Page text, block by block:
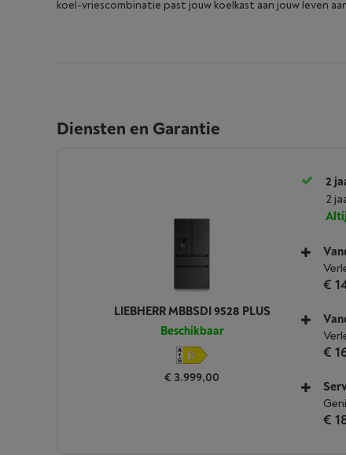
koel-vriescombinatie past jouw koelkast aan jouw leven
Diensten en Garantie
LIEBHERR MBBSDI 9528 PLUS
Beschikbaar
€ 3.999,00
2
2
€
€
€